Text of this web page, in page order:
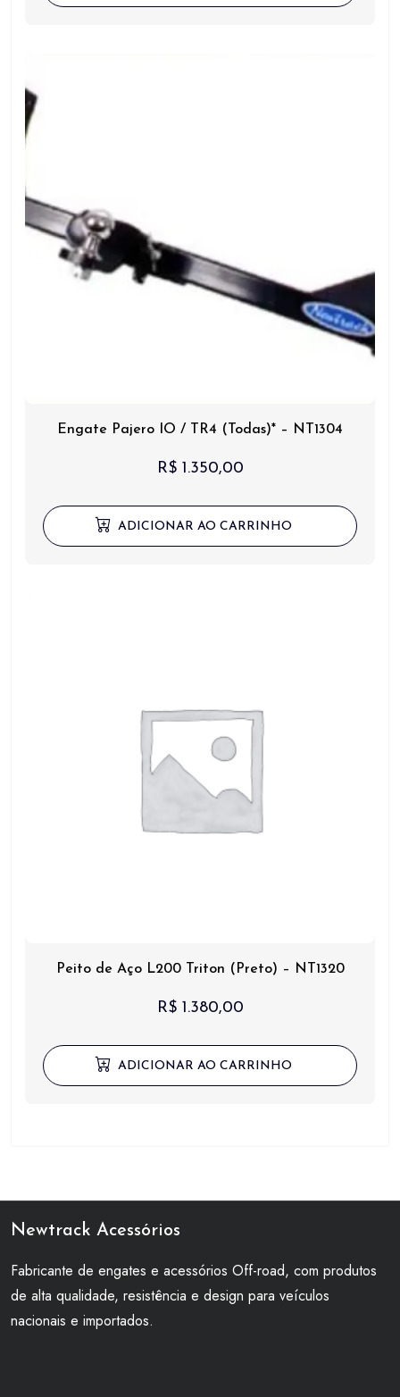
Engate Pajero IO / TR4 (Todas)* – NT1304
R$1.350,00
ADICIONAR AO CARRINHO
Peito de Aço L200 Triton (Preto) – NT1320
R$1.380,00
ADICIONAR AO CARRINHO
Newtrack Acessórios
Fabricante de engates e acessórios Off-road, com produtos
de alta qualidade, resistência e design para veículos
nacionais e importados.